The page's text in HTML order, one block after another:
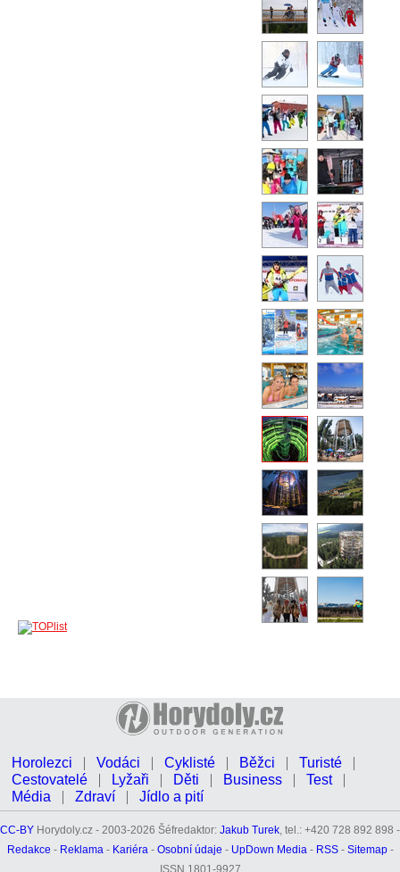
Horolezci Vodáci Cyklisté Běžci
Turisté
Cestovatelé
Lyžaři Děti Business
Test
Média
Zdraví Jídlo a pití
CC-BY Horydoly.cz - 2003-2026 Šéfredaktor: Jakub Turek, tel.: +420 728 892 898 -
Redakce - Reklama- Kariéra- Osobní údaje - UpDown Media- RSS- Sitemap-
ISSN 1801-9927